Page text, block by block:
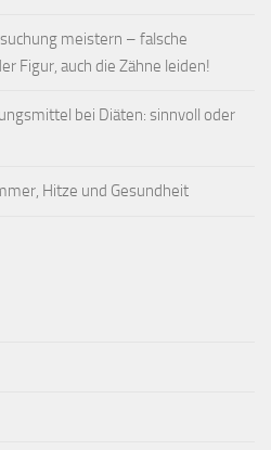
meistern – falsche
Figur, auch die Zähne leiden!
bei Diäten: sinnvoll oder
Hitze und Gesundheit